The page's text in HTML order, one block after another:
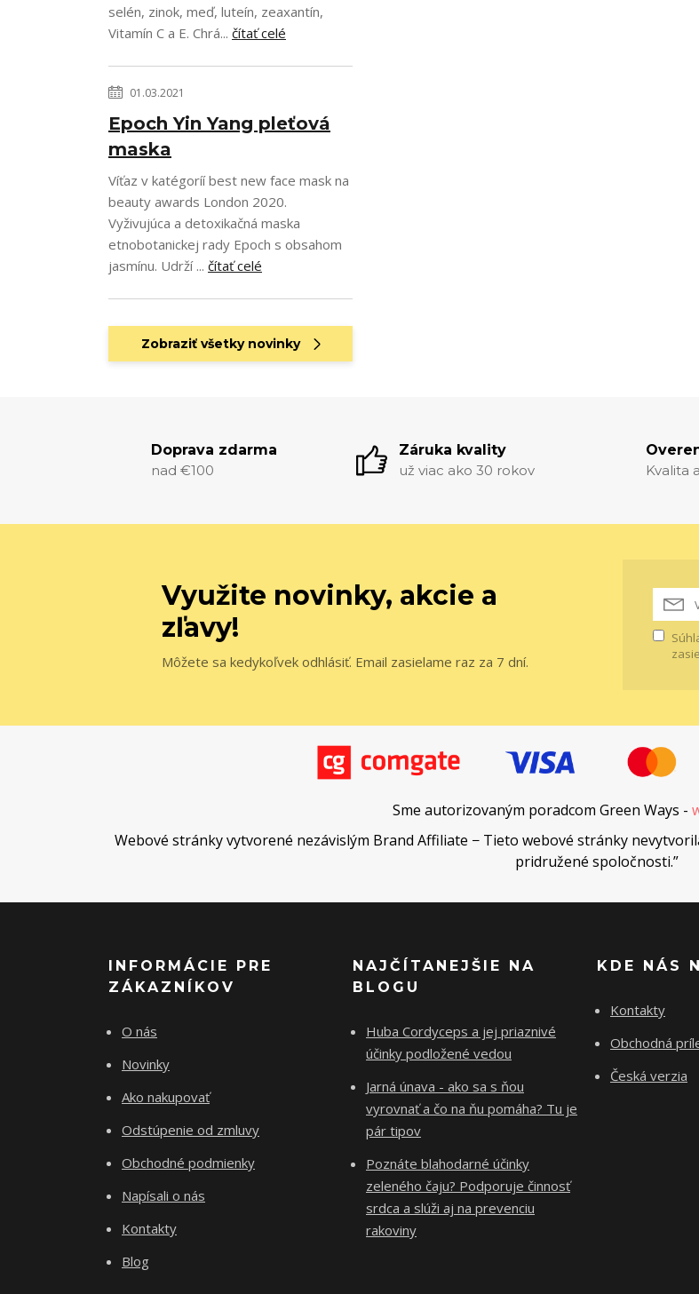
selén, zinok, meď, luteín, zeaxantín,
Vitamín C a E. Chrá... čítať celé
01.03.2021
Epoch Yin Yang pleťová
maska
Víťaz v katégoríí best new face mask na
beauty awards London 2020.
Vyživujúca a detoxikačná maska
etnobotanickej rady Epoch s obsahom
jasmínu. Udrží ... čítať celé
Zobraziť všetky novinky
Doprava zdarma
nad €100
Záruka kvality
už viac ako 30 rokov
Kvalita
Využite novinky, akcie a
zľavy!
Môžete sa kedykoľvek odhlásiť. Email zasielame raz za 7 dní.
Sme autorizovaným poradcom Green Ways -
Webové stránky vytvorené nezávislým Brand Affiliate − Tieto webové stránky
pridružené spoločnosti.”
INFORMÁCIE PRE
ZÁKAZNÍKOV
O nás
Novinky
Ako nakupovať
Odstúpenie od zmluvy
Obchodné podmienky
Napísali o nás
Kontakty
Blog
NAJČÍTANEJŠIE NA
BLOGU
Huba Cordyceps a jej priaznivé
účinky podložené vedou
Jarná únava - ako sa s ňou
vyrovnať a čo na ňu pomáha? Tu je
pár tipov
Poznáte blahodarné účinky
zeleného čaju? Podporuje činnosť
srdca a slúži aj na prevenciu
rakoviny
KDE NÁS
Kontakty
Obchodná
Česká verzia